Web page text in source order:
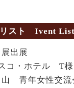
リスト Ivent
出展
コ・ホテル T様
青年女性交流